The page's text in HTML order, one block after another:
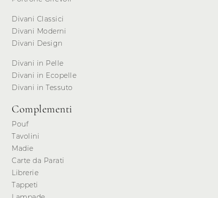
Divani Classici
Divani Moderni
Divani Design
Divani in Pelle
Divani in Ecopelle
Divani in Tessuto
Complementi
Pouf
Tavolini
Madie
Carte da Parati
Librerie
Tappeti